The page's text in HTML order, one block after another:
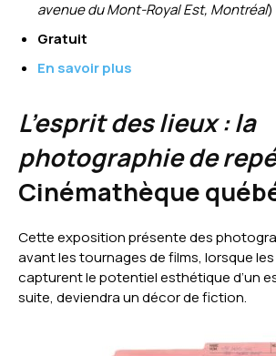
avenue du Mont-Royal Est, Montréal)
Gratuit
En savoir plus
L’esprit des lieux : la
photographie de
Cinémathèque
Cette exposition présente des
avant les tournages de films, lorsque
capturent le potentiel esthétique d’un
suite, deviendra un décor de fiction.